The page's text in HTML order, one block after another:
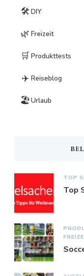
🛠️ DIY
🌿 Freizeit
🛒 Produkttests
✈️ Reiseblog
🏖️Urlaub
TOP
Top